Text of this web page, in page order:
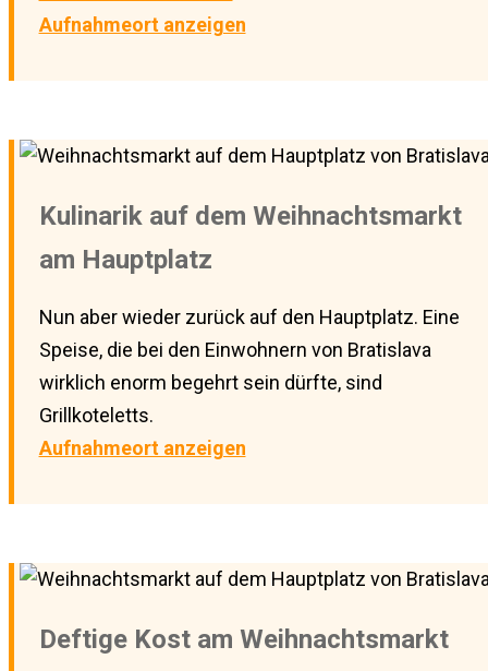
Aufnahmeort anzeigen
Kulinarik auf dem Weihnachtsmarkt
am Hauptplatz
Nun aber wieder zurück auf den Hauptplatz. Eine
Speise, die bei den Einwohnern von Bratislava
wirklich enorm begehrt sein dürfte, sind
Grillkoteletts.
Aufnahmeort anzeigen
Deftige Kost am Weihnachtsmarkt